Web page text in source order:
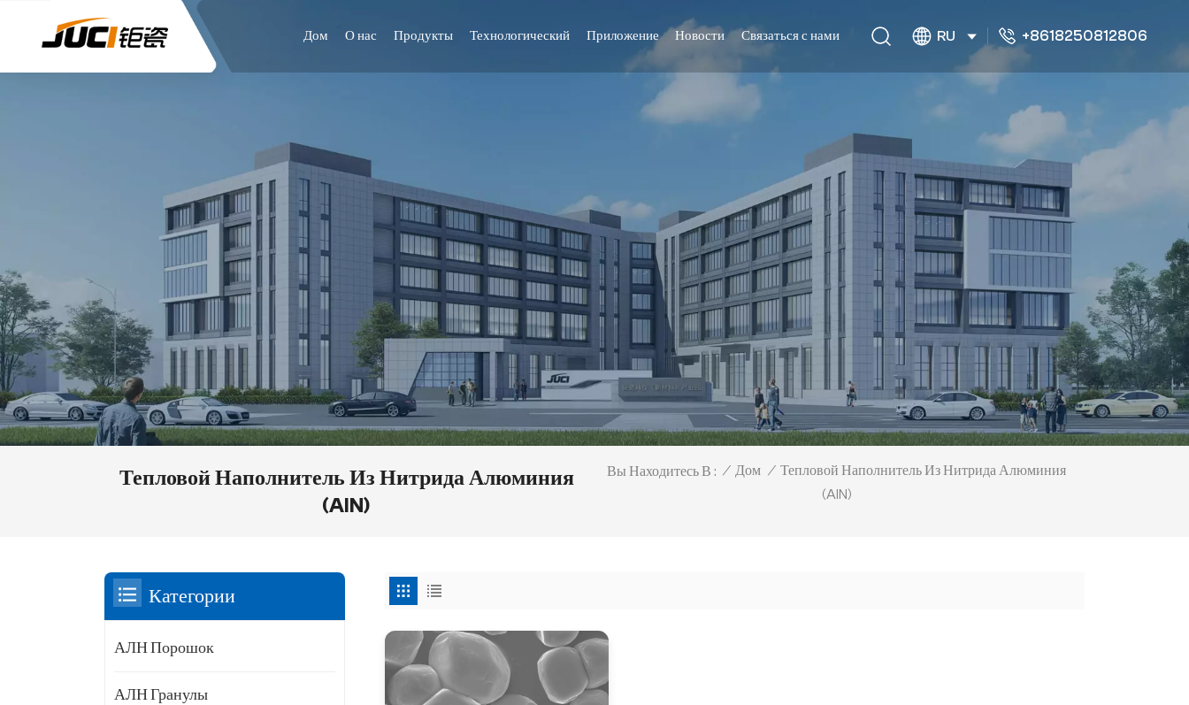
Дом О нас Продукты Технологический Приложение Новости Связаться с нами RU +8618250812806
Тепловой Наполнитель Из Нитрида Алюминия
(AlN)
Вы Находитесь В : / Дом / Тепловой Наполнитель Из Нитрида Алюминия
(AlN)
Категории
АЛН Порошок
АЛН Гранулы